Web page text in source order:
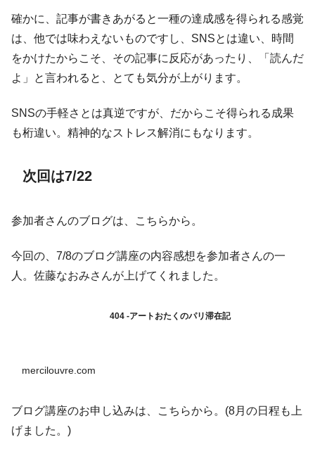
確かに、記事が書きあがると一種の達成感を得られる感覚
は、他では味わえないものですし、SNSとは違い、時間
をかけたからこそ、その記事に反応があったり、「読んだ
よ」と言われると、とても気分が上がります。
SNSの手軽さとは真逆ですが、だからこそ得られる成果
も桁違い。精神的なストレス解消にもなります。
次回は7/22
参加者さんのブログは、こちらから。
今回の、7/8のブログ講座の内容感想を参加者さんの一
人。佐藤なおみさんが上げてくれました。
404 -アートおたくのパリ滞在記
mercilouvre.com
ブログ講座のお申し込みは、こちらから。(8月の日程も上
げました。)